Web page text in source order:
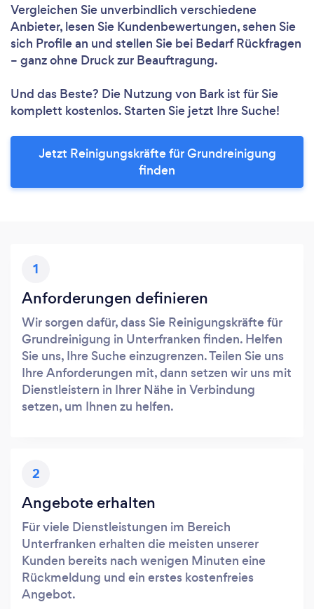
Vergleichen Sie unverbindlich verschiedene
Anbieter, lesen Sie Kundenbewertungen, sehen Sie
sich Profile an und stellen Sie bei Bedarf Rückfragen
– ganz ohne Druck zur Beauftragung.
Und das Beste? Die Nutzung von Bark ist für Sie
komplett kostenlos. Starten Sie jetzt Ihre Suche!
Jetzt Reinigungskräfte für Grundreinigung
finden
1
Anforderungen definieren
Wir sorgen dafür, dass Sie Reinigungskräfte für
Grundreinigung in Unterfranken finden. Helfen
Sie uns, Ihre Suche einzugrenzen. Teilen Sie uns
Ihre Anforderungen mit, dann setzen wir uns mit
Dienstleistern in Ihrer Nähe in Verbindung
setzen, um Ihnen zu helfen.
2
Angebote erhalten
Für viele Dienstleistungen im Bereich
Unterfranken erhalten die meisten unserer
Kunden bereits nach wenigen Minuten eine
Rückmeldung und ein erstes kostenfreies
Angebot.